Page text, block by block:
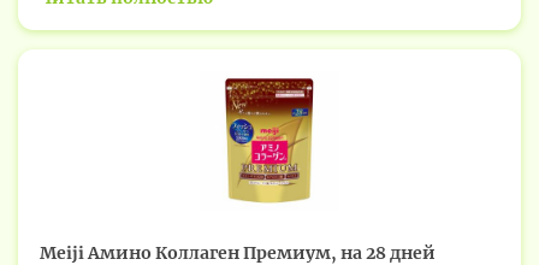
Meiji Амино Коллаген Премиум, на 28 дней